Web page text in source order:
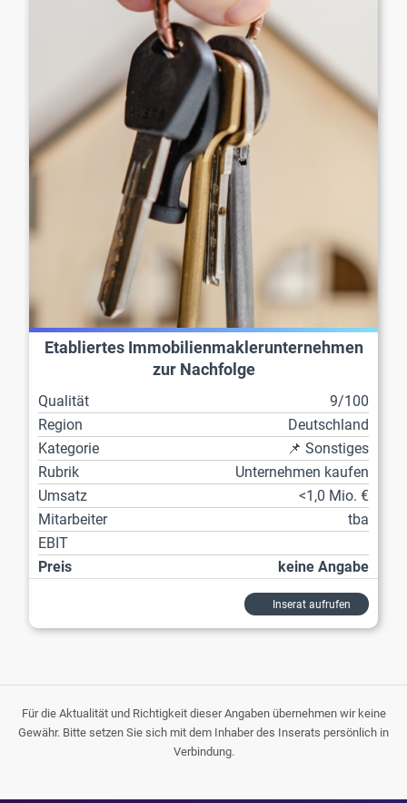
Etabliertes Immobilienmaklerunternehmen
zur Nachfolge
Qualität
9/100
Region
Deutschland
Kategorie
📌 Sonstiges
Rubrik
Unternehmen kaufen
Umsatz
<1,0 Mio. €
Mitarbeiter
tba
EBIT
Preis
keine Angabe
Inserat aufrufen
Für die Aktualität und Richtigkeit dieser Angaben übernehmen wir keine
Gewähr. Bitte setzen Sie sich mit dem Inhaber des Inserats persönlich in
Verbindung.